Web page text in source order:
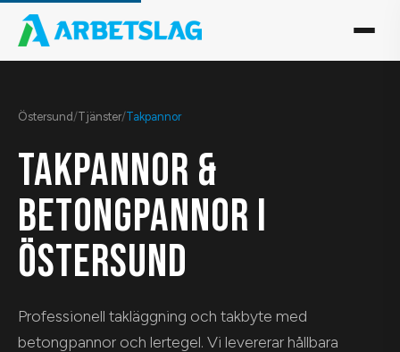
Östersund /Tjänster/Takpannor
TAKPANNOR &
BETONGPANNOR I
ÖSTERSUND
Professionell takläggning och takbyte med
betongpannor och lertegel. Vi levererar hållbara